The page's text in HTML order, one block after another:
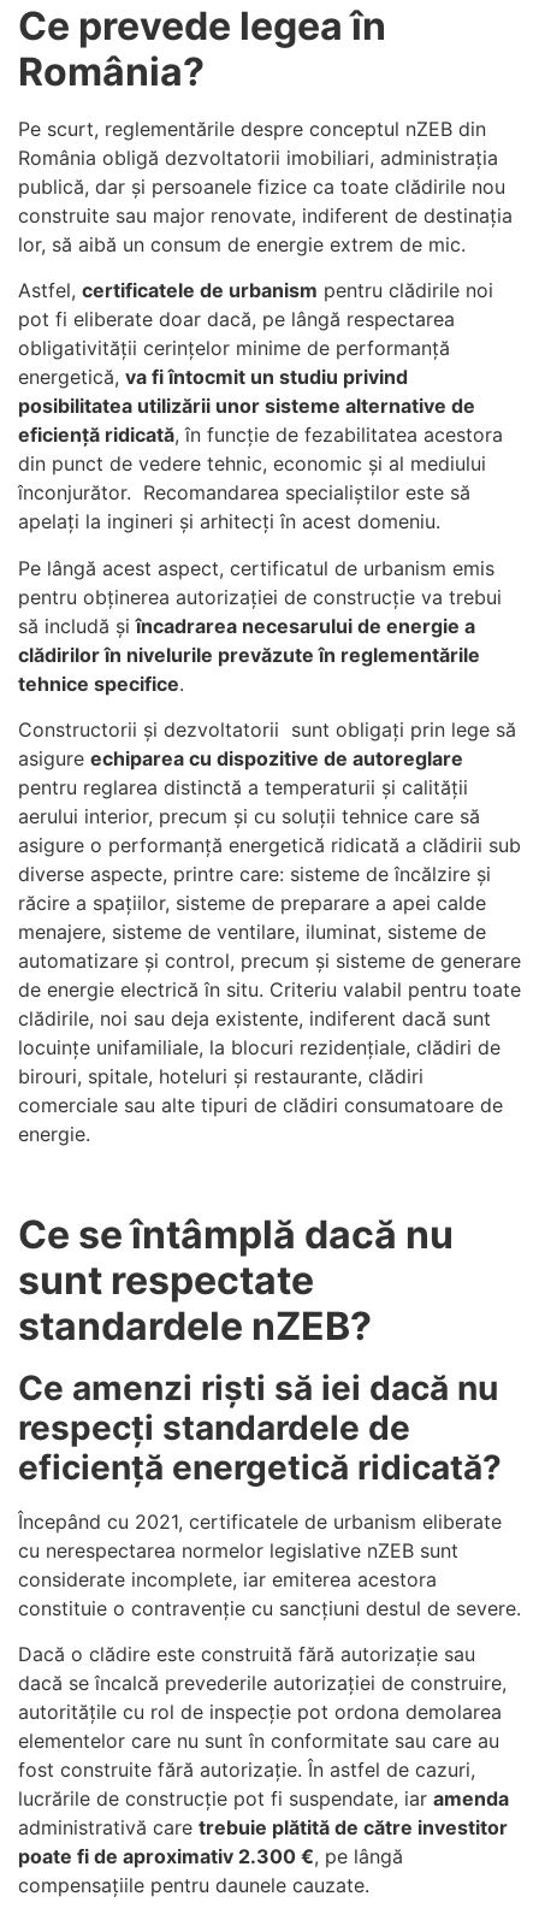
Ce prevede legea în
România?
Pe scurt, reglementările despre conceptul nZEB din
România obligă dezvoltatorii imobiliari, administrația
publică, dar și persoanele fizice ca toate clădirile nou
construite sau major renovate, indiferent de destinația
lor, să aibă un consum de energie extrem de mic.
Astfel, certificatele de urbanism pentru clădirile noi
pot fi eliberate doar dacă, pe lângă respectarea
obligativității cerințelor minime de performanță
energetică, va fi întocmit un studiu privind
posibilitatea utilizării unor sisteme alternative de
eficiență ridicată, în funcție de fezabilitatea acestora
din punct de vedere tehnic, economic și al mediului
înconjurător. Recomandarea specialiștilor este să
apelați la ingineri și arhitecți în acest domeniu.
Pe lângă acest aspect, certificatul de urbanism emis
pentru obținerea autorizației de construcție va trebui
să includă șiîncadrarea necesarului de energie a
clădirilor în nivelurile prevăzute în reglementările
tehnice specifice.
Constructorii și dezvoltatorii sunt obligați prin lege să
asigure echiparea cu dispozitive de autoreglare
pentru reglarea distinctă a temperaturii și calității
aerului interior, precum și cu soluții tehnice care să
asigure o performanță energetică ridicată a clădirii sub
diverse aspecte, printre care: sisteme de încălzire și
răcire a spațiilor, sisteme de preparare a apei calde
menajere, sisteme de ventilare, iluminat, sisteme de
automatizare și control, precum și sisteme de generare
de energie electrică în situ. Criteriu valabil pentru toate
clădirile, noi sau deja existente, indiferent dacă sunt
locuințe unifamiliale, la blocuri rezidențiale, clădiri de
birouri, spitale, hoteluri și restaurante, clădiri
comerciale sau alte tipuri de clădiri consumatoare de
energie.
Ce se întâmplă dacă nu
sunt respectate
standardele nZEB?
Ce amenzi riști să iei dacă nu
respecți standardele de
eficiență energetică ridicată?
Începând cu 2021, certificatele de urbanism eliberate
cu nerespectarea normelor legislative nZEB sunt
considerate incomplete, iar emiterea acestora
constituie o contravenție cu sancțiuni destul de severe.
Dacă o clădire este construită fără autorizaţie sau
dacă se încalcă prevederile autorizaţiei de construire,
autorităţile cu rol de inspecţie pot ordona demolarea
elementelor care nu sunt în conformitate sau care au
fost construite fără autorizaţie. În astfel de cazuri,
lucrările de construcţie pot fi suspendate, iar amenda
administrativă care trebuie plătită de către investitor
poate fi de aproximativ 2.300 €, pe lângă
compensaţiile pentru daunele cauzate.